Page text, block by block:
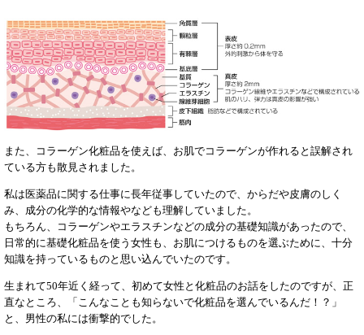
また、コラーゲン化粧品を使えば、お肌でコラーゲンが作れると誤解され
ている方も散見されました。
私は医薬品に関する仕事に長年従事していたので、からだや皮膚のしく
み、成分の化学的な情報やなども理解していました。
もちろん、コラーゲンやエラスチンなどの成分の基礎知識があったので、
日常的に基礎化粧品を使う女性も、お肌につけるものを選ぶために、十分
知識を持っているものと思い込んでいたのです。
生まれて50年近く経って、初めて女性と化粧品のお話をしたのですが、正
直なところ、「こんなことも知らないで化粧品を選んでいるんだ！？」
と、男性の私には衝撃的でした。